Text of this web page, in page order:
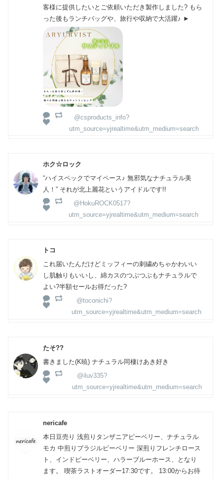
客様に提供したいとご依頼いただき製作しました? もら
った後もランチバッグや、旅行や収納で大活躍♪ ►
@csproducts_info?
utm_source=yjrealtime&utm_medium=search
ホク☆ロック
“ハイスペックでマイペース♪ 無邪気なナチュラル美
人！” それが北上麗花というアイドルです!!
@HokuROCK0517?
utm_source=yjrealtime&utm_medium=search
トコ
これ届いたんだけどミッフィーの刺繍めちゃかわいい
し肌触りもいいし、綿カスのつぶつぶもナチュラルで
よい?半額セールお得だった?
@toconichi?
utm_source=yjrealtime&utm_medium=search
たそ??
書きました(K暁) ナチュラル同棲けあき好き
@iluv335?
utm_source=yjrealtime&utm_medium=search
nericafe
本日豆売り 浅煎りタンザニアピーベリー、ナチュラル
モカ 中煎りブラジルピーベリー 深煎りフレンチロース
ト、インドピーベリー、ハラーブルーホース、となり
ます。 喫茶ラストオーダー17:30です。 13:00からお待